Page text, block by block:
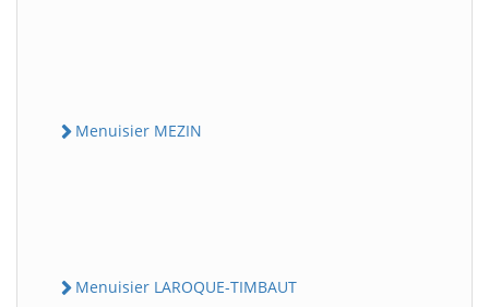
Menuisier MEZIN
Menuisier LAROQUE-TIMBAUT